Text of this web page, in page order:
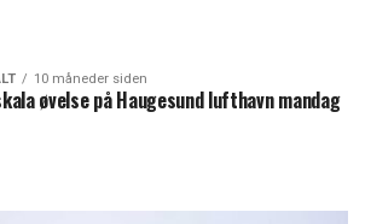
10 måneder siden
øvelse på Haugesund lufthavn mandag